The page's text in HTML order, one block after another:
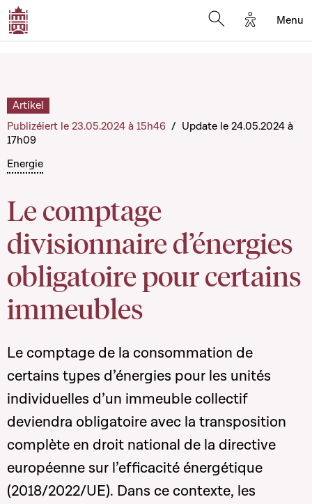
Options
Menu
Energie
Le comptage
divisionnaire d’énergies
obligatoire pour certains
immeubles
Artikel
Publizéiert le 23.05.2024 à 15h46 / Update le 24.05.2024 à
17h09
Le comptage de la consommation de
certains types d’énergies pour les unités
individuelles d’un immeuble collectif
deviendra obligatoire avec la transposition
complète en droit national de la directive
européenne sur l’efficacité énergétique
(2018/2022/UE). Dans ce contexte, les